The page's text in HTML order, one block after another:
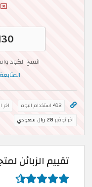
انسخ الكود
412 استخدام اليوم اخر
اخر توفير 28 ريال سعودي
تقييم الزبائن